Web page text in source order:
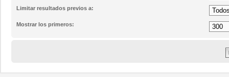
Limitar resultados previos a:
Mostrar los primeros: